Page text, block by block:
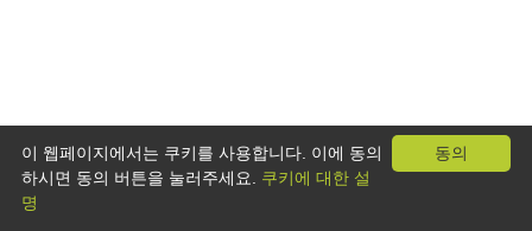
동의
이 웹페이지에서는 쿠키를 사용합니다. 이에 동의
하시면 동의 버튼을 눌러주세요. 쿠키에 대한 설
명